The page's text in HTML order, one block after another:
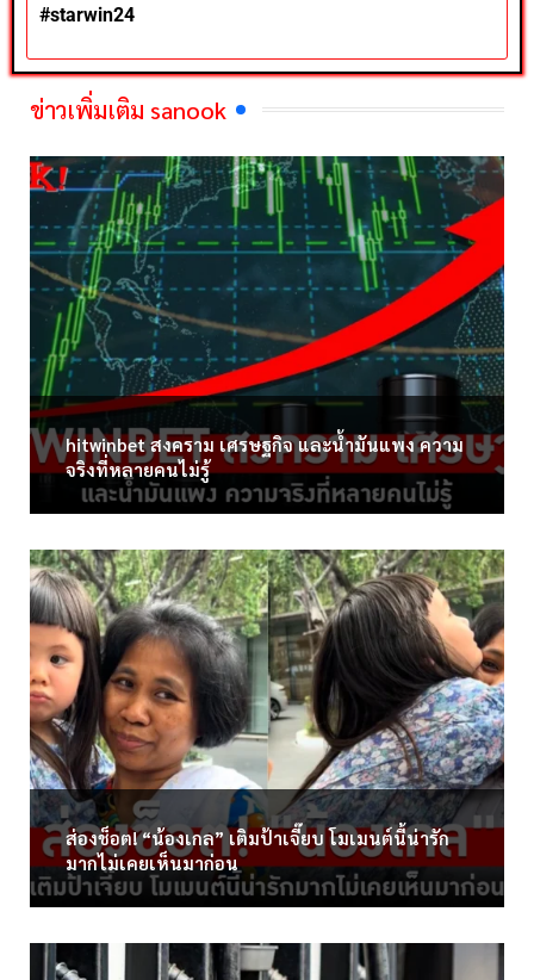
#starwin24
ข่าวเพิ่มเติม sanook
hitwinbet สงคราม เศรษฐกิจ และน้ำมันแพง ความ
จริงที่หลายคนไม่รู้
ส่องช็อต! “น้องเกล” เติมป้าเจี๊ยบ โมเมนต์นี้น่ารัก
มากไม่เคยเห็นมาก่อน